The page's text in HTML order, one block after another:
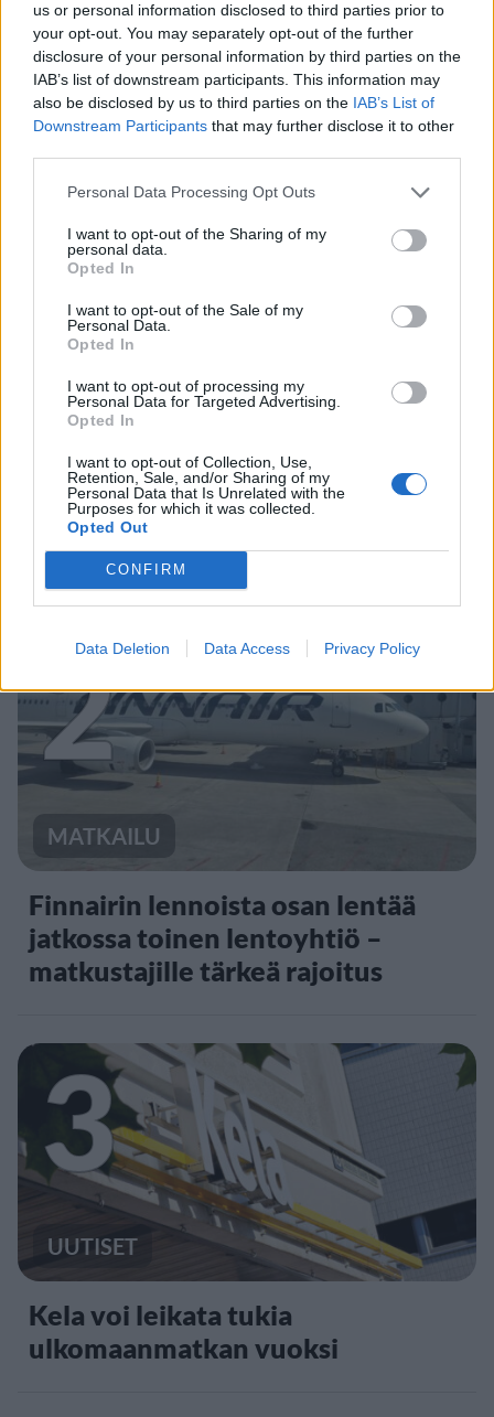
us or personal information disclosed to third parties prior to
your opt-out. You may separately opt-out of the further
disclosure of your personal information by third parties on the
IAB’s list of downstream participants. This information may
also be disclosed by us to third parties on the IAB’s List of
Downstream Participants that may further disclose it to other
Personal Data Processing Opt Outs
I want to opt-out of the Sharing of my
personal data.
Opted In
I want to opt-out of the Sale of my
Personal Data.
Opted In
I want to opt-out of processing my
Personal Data for Targeted Advertising.
Opted In
I want to opt-out of Collection, Use,
Retention, Sale, and/or Sharing of my
Personal Data that Is Unrelated with the
Purposes for which it was collected.
Opted Out
CONFIRM
Data Deletion Data Access Privacy Policy
Staran luetuimmat
1
UUTISET
Leskeneläke ei kuulu kaikille –
Kela muistuttaa tärkeästä
ikärajasta
2
MATKAILU
Finnairin lennoista osan lentää
jatkossa toinen lentoyhtiö –
matkustajille tärkeä rajoitus
3
UUTISET
Kela voi leikata tukia
ulkomaanmatkan vuoksi